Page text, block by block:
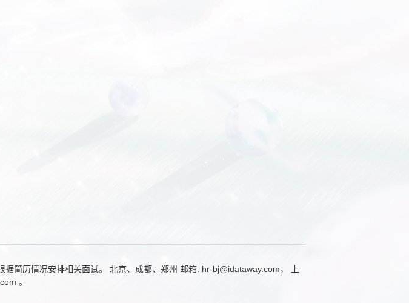
简历情况安排相关面试。 北京、成都、郑州 邮箱: hr-bj@idataway.com， 上
。